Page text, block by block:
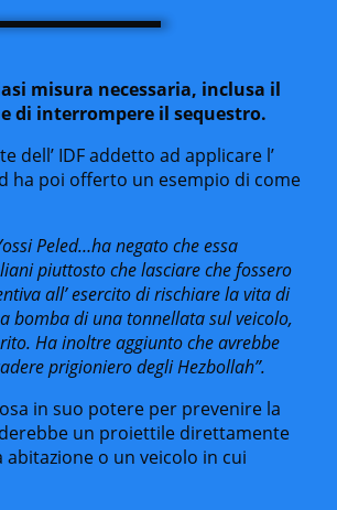
misura necessaria, inclusa il
di interrompere il sequestro.
dell’ IDF addetto ad applicare l’
ha poi offerto un esempio di come
Peled…ha negato che essa
piuttosto che lasciare che fossero
all’ esercito di rischiare la vita di
bomba di una tonnellata sul veicolo,
Ha inoltre aggiunto che avrebbe
prigioniero degli Hezbollah”.
in suo potere per prevenire la
un proiettile direttamente
o un veicolo in cui